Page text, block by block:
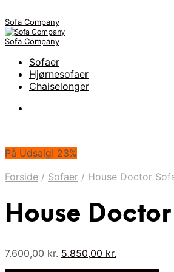
Sofa Company
Sofa Company
Sofaer
Hjørnesofaer
Chaiselonger
På Udsalg! 23%
Forside / Sofaer / House Doctor
House
7.600,00kr. Den
5.850,00 kr.